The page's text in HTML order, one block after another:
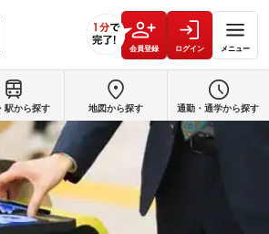
会員登録 ログイン メニュー
駅から探す 地図から探す 通勤・通学から探す